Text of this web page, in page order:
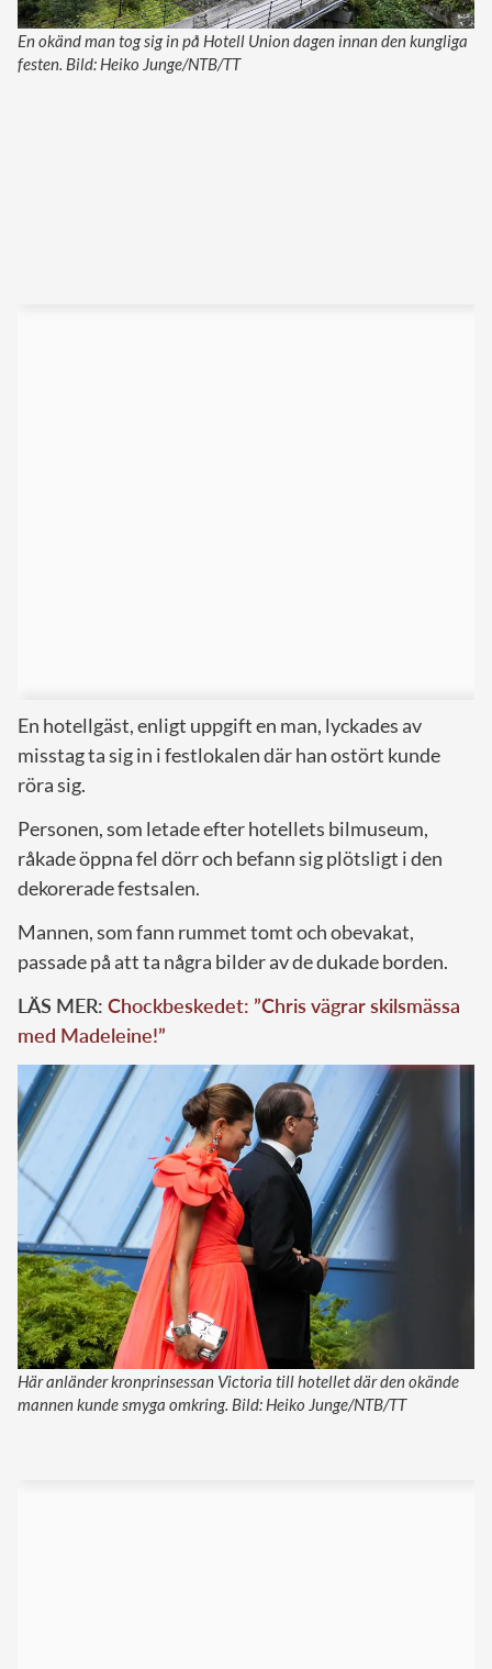
En okänd man tog sig in på Hotell Union dagen innan den kungliga
festen. Bild: Heiko Junge/NTB/TT
En hotellgäst, enligt uppgift en man, lyckades av
misstag ta sig in i festlokalen där han ostört kunde
röra sig.
Personen, som letade efter hotellets bilmuseum,
råkade öppna fel dörr och befann sig plötsligt i den
dekorerade festsalen.
Mannen, som fann rummet tomt och obevakat,
passade på att ta några bilder av de dukade borden.
LÄS MER: Chockbeskedet: ”Chris vägrar skilsmässa
med Madeleine!”
Här anländer kronprinsessan Victoria till hotellet där den okände
mannen kunde smyga omkring. Bild: Heiko Junge/NTB/TT